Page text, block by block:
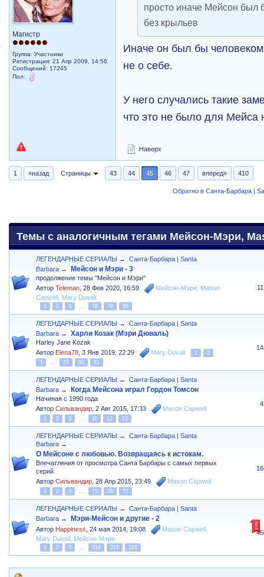
Магистр
Группа: Участники
Регистрация: 21 Апр 2009, 14:56
Сообщений: 17245
Пол:
просто иначе Мейсон был
без крыльев
Иначе он был бы
не о себе.
У него случались такие
что это не было для Мейса
Наверх
1 «назад Страницы 43 44 45 46 47 вперед» 410
Обратно в Санта-Барбара |
Темы с аналогичным тегами Мейсон-Мэри,
ЛЕГЕНДАРНЫЕ СЕРИАЛЫ →
Санта-Барбара | Santa
Barbara → Мейсон и Мэри - 3
продолжение темы "Мейсон и Мэри"
АвторTeleman ,28 Фев 2020, 16:59 Мейсон-Мэри Mason
Capwell Mary Duvall
1 2 3 ... 78 79 80
ЛЕГЕНДАРНЫЕ СЕРИАЛЫ →
Санта-Барбара | Santa
Barbara → Харли Козак (Мэри Дюваль)
Harley Jane Kozak
Автор Elena78 ,3 Янв 2019, 22:29 Mary Duvall 1
2
3
... 79 80 81
ЛЕГЕНДАРНЫЕ СЕРИАЛЫ →
Санта-Барбара | Santa
Barbara → Когда Мейсона играл Гордон Томсон
Начиная с 1990 года
АвторСильвандир ,2 Авг 2015, 17:33 Mason Capwell
1 2 3 ... 11 12 13
ЛЕГЕНДАРНЫЕ СЕРИАЛЫ →
Санта-Барбара | Santa
Barbara →
О Мейсоне с любовью. Возвращаясь к истокам.
Впечатления от просмотра Санта Барбары с самых первых
серий
АвторСильвандир ,28 Апр 2015, 23:49 Mason Capwell
1 2 3 ... 75 76 77
ЛЕГЕНДАРНЫЕ СЕРИАЛЫ →
Санта-Барбара | Santa
Barbara → Мэри-Мейсон и другие - 2
Автор Happiness ,24 мая 2014, 19:08 Mason Capwell
Mary Duvall Мейсон-Мэри
1 2 3 ... 314 315 316